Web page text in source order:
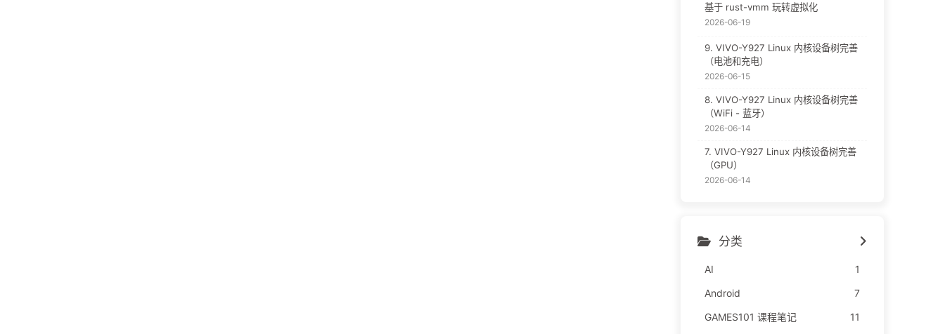
基于 rust-vmm 玩转虚拟化
2026-06-19
9. VIVO-Y927 Linux 内核设备树完善
（电池和充电）
2026-06-15
8. VIVO-Y927 Linux 内核设备树完善
（WiFi - 蓝牙）
2026-06-14
7. VIVO-Y927 Linux 内核设备树完善
（GPU）
2026-06-14
分类
AI
1
Android
7
GAMES101 课程笔记
11